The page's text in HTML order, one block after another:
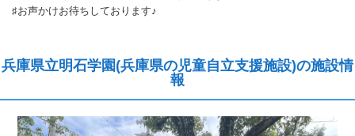
♯お声かけお待ちしております♪
兵庫県立明石学園(兵庫県の児童自立支援施設)の施設情
報